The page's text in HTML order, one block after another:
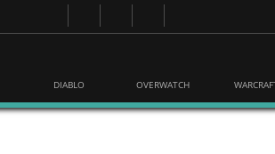
DIABLO OVERWATCH